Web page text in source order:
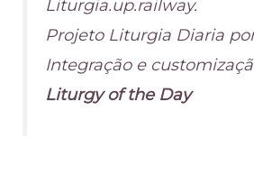
Liturgia.up.railway.
Projeto Liturgia Diaria
Integração e
Liturgy of the Day